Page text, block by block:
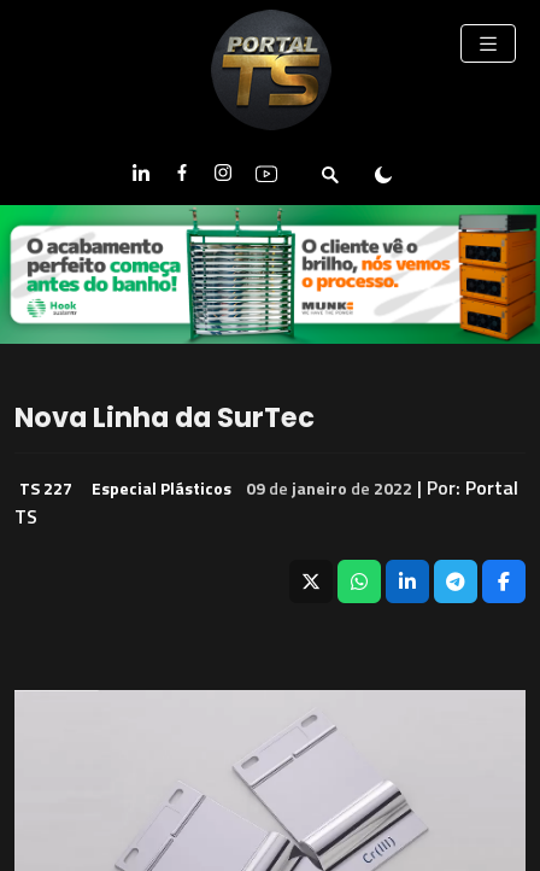
Nova Linha da SurTec
TS 227 Especial Plásticos 09dejaneiro de 2022 | Por: Portal
TS